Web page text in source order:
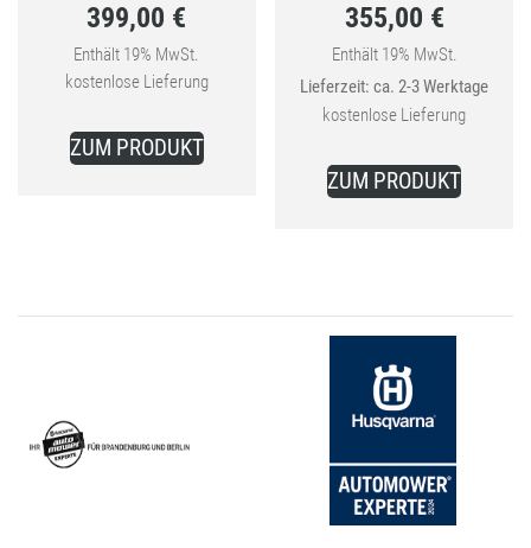
war:
449,00 €
399,00 €
Aktueller
Preis
ist:
399,00 €.
Enthält 19% MwSt.
kostenlose Lieferung
ZUM PRODUKT
war:
399,00 €
355,00 €
Aktueller
Preis
355,00 €.
Enthält 19% MwSt.
Lieferzeit: ca. 2-3 Werktage
kostenlose Lieferung
ZUM PRODUKT